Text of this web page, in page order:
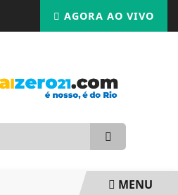
AGORA AO VIVO
MENU